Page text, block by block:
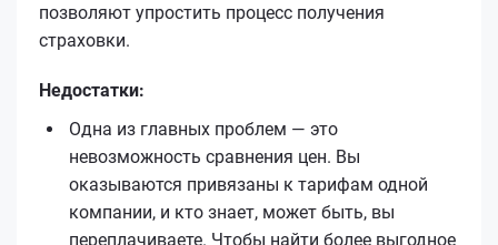
позволяют упростить процесс получения
страховки.
Недостатки:
Одна из главных проблем — это
невозможность сравнения цен. Вы
оказываются привязаны к тарифам одной
компании, и кто знает, может быть, вы
переплачиваете. Чтобы найти более выгодное